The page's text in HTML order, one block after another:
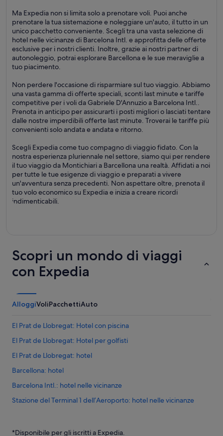
Ma Expedia non si limita solo a prenotare voli. Puoi anche
prenotare la tua sistemazione e noleggiare un'auto, il tutto in un
unico pacchetto conveniente. Scegli tra una vasta selezione di
hotel nelle vicinanze di Barcelona Intl. e approfitta delle offerte
esclusive per i nostri clienti. Inoltre, grazie ai nostri partner di
autonoleggio, potrai esplorare Barcellona e le sue meraviglie a
tuo piacimento.
Non perdere l'occasione di risparmiare sul tuo viaggio. Abbiamo
una vasta gamma di offerte speciali, sconti last minute e tariffe
competitive per i voli da Gabriele D'Annuzio a Barcelona Intl..
Prenota in anticipo per assicurarti i posti migliori o lasciati tentare
dalle nostre imperdibili offerte last minute. Troverai le tariffe più
convenienti solo andata e andata e ritorno.
Scegli Expedia come tuo compagno di viaggio fidato. Con la
nostra esperienza pluriennale nel settore, siamo qui per rendere
il tuo viaggio da Montichiari a Barcellona una realtà. Affidati a noi
per tutte le tue esigenze di viaggio e preparati a vivere
un'avventura senza precedenti. Non aspettare oltre, prenota il
tuo volo economico su Expedia e inizia a creare ricordi
indimenticabili.
Scopri un mondo di viaggi
con Expedia
AlloggiVoliPacchettiAuto
El Prat de Llobregat: Hotel con piscina
El Prat de Llobregat: Hotel per golfisti
El Prat de Llobregat: hotel
Barcellona: hotel
Barcelona Intl.: hotel nelle vicinanze
Stazione del Terminal 1 dell’Aeroporto: hotel nelle vicinanze
El Prat de Llobregat: SB Hotels
*Disponibile per gli iscritti a Expedia.